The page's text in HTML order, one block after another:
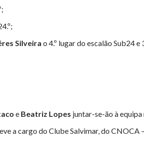
Silveira o 4.º lugar do escalão Sub24 e
e Beatriz Lopes juntar-se-ão à
a cargo do Clube Salvimar, do